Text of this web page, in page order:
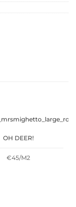
OH DEER!
€45/M2